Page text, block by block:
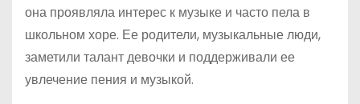
она проявляла интерес к музыке и часто пела в
школьном хоре. Ее родители, музыкальные люди,
заметили талант девочки и поддерживали ее
увлечение пения и музыкой.